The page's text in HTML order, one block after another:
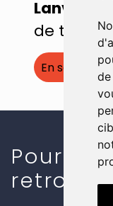
Lanvallay
de
En savoir
Pour